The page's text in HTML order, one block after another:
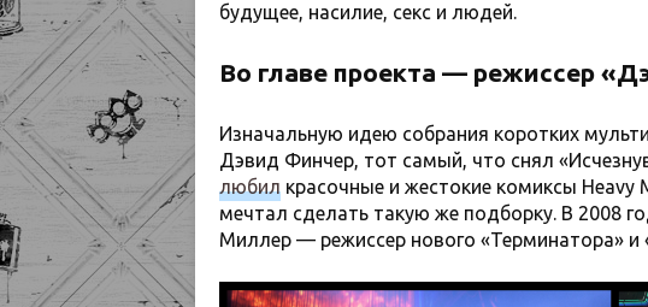
будущее, насилие, секс и людей.
Во главе проекта — режиссер
Изначальную идею собрания коротких
Дэвид Финчер, тот самый, что снял
любил красочные и жестокие комиксы
мечтал сделать такую же подборку. В 2008
Миллер — режиссер нового «Терминатора» и